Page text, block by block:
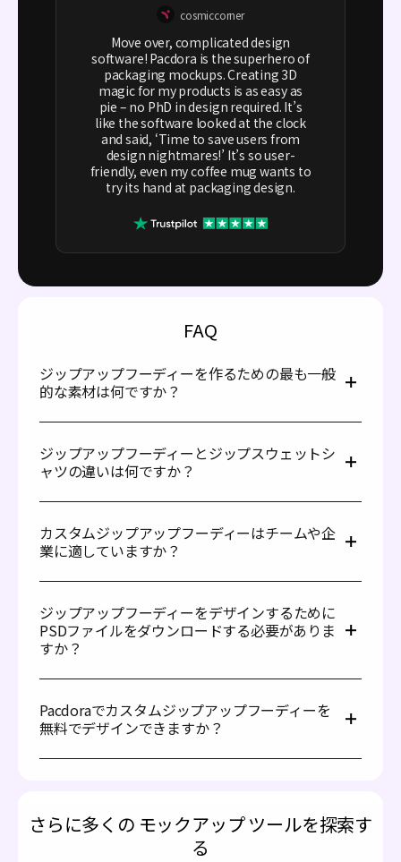
cosmiccorner
Move over, complicated design
software! Pacdora is the superhero of
packaging mockups. Creating 3D
magic for my products is as easy as
pie – no PhD in design required. It’s
like the software looked at the clock
and said, ‘Time to save users from
design nightmares!’ It’s so user-
friendly, even my coffee mug wants to
try its hand at packaging design.
FAQ
ジップアップフーディーを作るための最も一般
的な素材は何ですか？
質の高い生地がよく使用されます。これらはTシャツやカ
ジュアルなトップスのような快適で通気性のある衣料に適
しています。また、スポーツウェアやジャケットのように
久性のあるカジュアルウェアのような衣料にも人気です。
これらの素材は頻繁な着用に対して快適で、日常の使用や
特別な機会にも耐えられる丈夫さを提供します。
ジップアップフーディーとジップスウェットシ
ャツの違いは何ですか？
部分に縫い付けられたフードがあります。一方、ジップス
ウェットシャツには前面に同じジップがあるものの、フー
ドはありません。それはジップ付きの通常のセーターのよ
カスタムジップアップフーディーはチームや企
業に適していますか？
ーツチームや会社のユニフォーム、プロモーションイベン
ト、ブランド衣料を必要とするグループに非常に適してい
ます。整った外観と多くのカスタマイズ方法を組み合わせ
ることで、統一感のある見た目を作り出し、チームや企業
ジップアップフーディーをデザインするために
PSDファイルをダウンロードする必要がありま
すか？
のジップアップフーディーモックアップは完全にウェブベ
ースです。使いやすいモックアップを選び、アートワーク
をアップロードして、ブラウザ内で直接カスタマイズし、
Pacdoraでカスタムジップアップフーディーを
無料でデザインできますか？
金ページで利用可能なプランオプションを確認してくださ
い。
さらに多くの モックアップ ツールを探索す
る